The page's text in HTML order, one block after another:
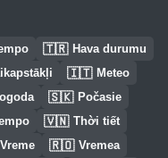
🇹🇷 Hava durumu
🇮🇹 Meteo
🇸🇰 Počasie
🇻🇳 Thời tiết
Vreme 🇷🇴 Vremea